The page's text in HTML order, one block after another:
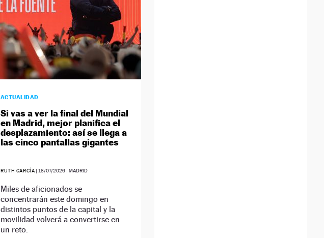
ACTUALIDAD
Si vas a ver la final del Mundial
en Madrid, mejor planifica el
desplazamiento: así se llega a
las cinco pantallas gigantes
RUTH GARCÍA | 18/07/2026 | MADRID
Miles de aficionados se
concentrarán este domingo en
distintos puntos de la capital y la
movilidad volverá a convertirse en
un reto.